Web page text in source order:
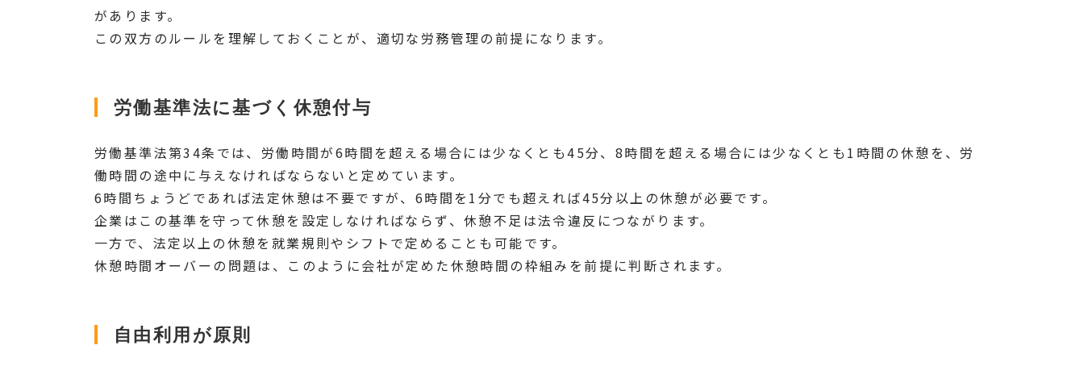
があります。
この双方のルールを理解しておくことが、適切な労務管理の前提になります。
労働基準法に基づく休憩付与
労働基準法第34条では、労働時間が6時間を超える場合には少なくとも45分、8時間を超える場合には少なくとも1時間の休憩を、労
働時間の途中に与えなければならないと定めています。
6時間ちょうどであれば法定休憩は不要ですが、6時間を1分でも超えれば45分以上の休憩が必要です。
企業はこの基準を守って休憩を設定しなければならず、休憩不足は法令違反につながります。
一方で、法定以上の休憩を就業規則やシフトで定めることも可能です。
休憩時間オーバーの問題は、このように会社が定めた休憩時間の枠組みを前提に判断されます。
自由利用が原則